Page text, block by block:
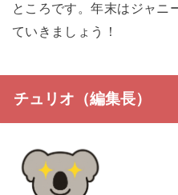
ところです。年末はジャニ
ていきましょう！
チュリオ（編集長）